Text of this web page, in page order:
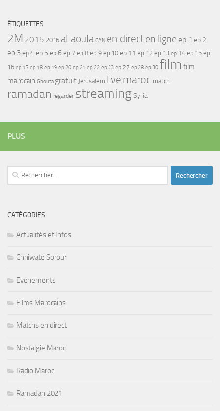
ÉTIQUETTES
2M 2015 2016 al aoula CAN en directen ligne ep 1 ep 2
ep 3ep 4ep 5 ep 6 ep 7 ep 8 ep 9 ep 10 ep 11 ep 12 ep 13 ep 14 ep 15 ep
16 ep 17 ep 18 ep 19 ep 20 ep 21 ep 22 ep 23 ep 27 ep 28 ep 30 film film
marocain Ghouta gratuit Jerusalem live maroc match
ramadan regarder streamingSyria
PLUS
Rechercher :
CATÉGORIES
Actualités et Infos
Chhiwate Sorour
Evenements
Films Marocains
Matchs en direct
Nostalgie Maroc
Radio Maroc
Ramadan 2021